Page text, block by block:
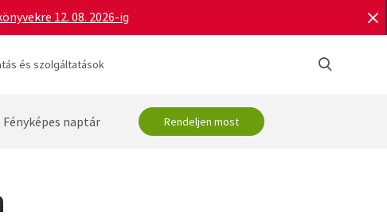
12. 08. 2026-ig
és szolgáltatások
Fényképes naptár Rendeljen most